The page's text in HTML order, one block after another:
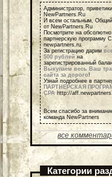
Администратор,
NewPartners.Ru
И всем остальным,
от NewPartners.Ru
Посмотрите на
партнерскую программу
newpartners.ru
За регистрацию дарим
500 рублей на
зарегистрированный
Выкупаем весь Ваш
сайта за дорого!
Узнай подробнее в
ПАРТНЕРСКАЯ
СРАhttp://
Всем спасибо за
команда NewPartners
все
Категории